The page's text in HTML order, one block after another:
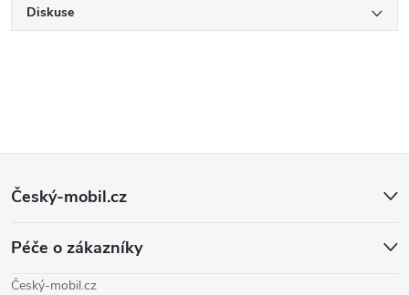
Diskuse
Z
p
Český-mobil.cz
Péče o zákazníky
Český-mobil.cz